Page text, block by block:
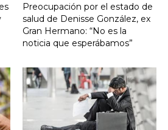
Preocupación por el estado de
salud de Denisse González, ex
Gran Hermano: “No es la
noticia que esperábamos”